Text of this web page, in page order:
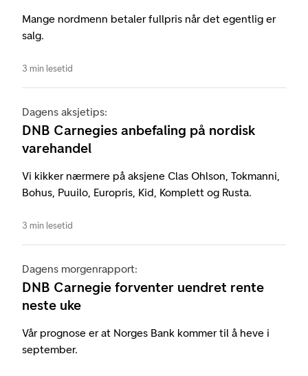
Mange nordmenn betaler fullpris når det egentlig er
salg.
3 min lesetid
Dagens aksjetips:
DNB Carnegies anbefaling på nordisk
varehandel
Vi kikker nærmere på aksjene Clas Ohlson, Tokmanni,
Bohus, Puuilo, Europris, Kid, Komplett og Rusta.
3 min lesetid
Dagens morgenrapport:
DNB Carnegie forventer uendret rente
neste uke
Vår prognose er at Norges Bank kommer til å heve i
september.